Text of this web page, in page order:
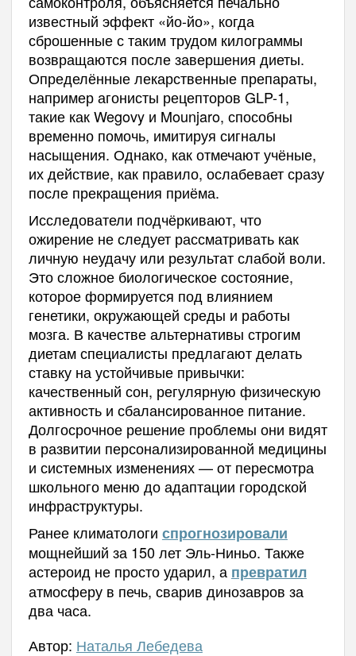
известный эффект «йо-йо», когда
сброшенные с таким трудом килограммы
возвращаются после завершения диеты.
Определённые лекарственные препараты,
например агонисты рецепторов GLP-1,
такие как Wegovy и Mounjaro, способны
временно помочь, имитируя сигналы
насыщения. Однако, как отмечают учёные,
их действие, как правило, ослабевает сразу
после прекращения приёма.
Исследователи подчёркивают, что
ожирение не следует рассматривать как
личную неудачу или результат слабой воли.
Это сложное биологическое состояние,
которое формируется под влиянием
генетики, окружающей среды и работы
мозга. В качестве альтернативы строгим
диетам специалисты предлагают делать
ставку на устойчивые привычки:
качественный сон, регулярную физическую
активность и сбалансированное питание.
Долгосрочное решение проблемы они видят
в развитии персонализированной медицины
и системных изменениях — от пересмотра
школьного меню до адаптации городской
инфраструктуры.
Ранее климатологи спрогнозировали
мощнейший за 150 лет Эль-Ниньо. Также
астероид не просто ударил, а превратил
атмосферу в печь, сварив динозавров за
два часа.
Автор: Наталья Лебедева